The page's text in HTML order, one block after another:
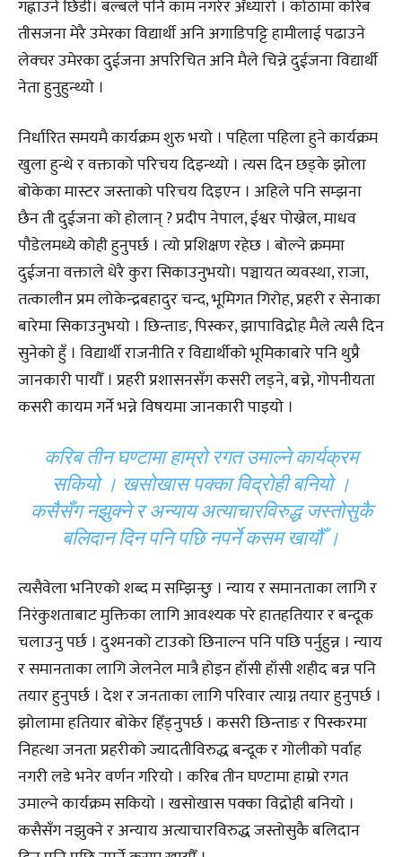
गह्नाउने छिडी। बल्बले पनि काम नगरेर अँध्यारो । कोठामा करिब
तीसजना मेरै उमेरका विद्यार्थी अनि अगाडिपट्टि हामीलाई पढाउने
लेक्चर उमेरका दुईजना अपरिचित अनि मैले चिन्ने दुईजना विद्यार्थी
नेता हुनुहुन्थ्यो ।
निर्धारित समयमै कार्यक्रम शुरु भयो । पहिला पहिला हुने कार्यक्रम
खुला हुन्थे र वक्ताको परिचय दिइन्थ्यो । त्यस दिन छड्के झोला
बोकेका मास्टर जस्ताको परिचय दिइएन । अहिले पनि सम्झना
छैन ती दुईजना को होलान् ? प्रदीप नेपाल, ईश्वर पोख्रेल, माधव
पौडेलमध्ये कोही हुनुपर्छ । त्यो प्रशिक्षण रहेछ । बोल्ने क्रममा
दुईजना वक्ताले धेरै कुरा सिकाउनुभयो। पञ्चायत व्यवस्था, राजा,
तत्कालीन प्रम लोकेन्द्रबहादुर चन्द, भूमिगत गिरोह, प्रहरी र सेनाका
बारेमा सिकाउनुभयो । छिन्ताङ, पिस्कर, झापाविद्रोह मैले त्यसै दिन
सुनेको हुँ । विद्यार्थी राजनीति र विद्यार्थीको भूमिकाबारे पनि थुप्रै
जानकारी पायौँ । प्रहरी प्रशासनसँग कसरी लड्ने, बच्ने, गोपनीयता
कसरी कायम गर्ने भन्ने विषयमा जानकारी पाइयो ।
करिब तीन घण्टामा हाम्रो रगत उमाल्ने कार्यक्रम
सकियो । खसोखास पक्का विद्रोही बनियो ।
कसैसँग नझुक्ने र अन्याय अत्याचारविरुद्ध जस्तोसुकै
बलिदान दिन पनि पछि नपर्ने कसम खायौँ ।
त्यसैवेला भनिएको शब्द म सम्झिन्छु । न्याय र समानताका लागि र
निरंकुशताबाट मुक्तिका लागि आवश्यक परे हातहतियार र बन्दूक
चलाउनु पर्छ । दुश्मनको टाउको छिनाल्न पनि पछि पर्नुहुन्न । न्याय
र समानताका लागि जेलनेल मात्रै होइन हाँसी हाँसी शहीद बन्न पनि
तयार हुनुपर्छ । देश र जनताका लागि परिवार त्याग्न तयार हुनुपर्छ ।
झोलामा हतियार बोकेर हिँड्नुपर्छ । कसरी छिन्ताङ र पिस्करमा
निहत्था जनता प्रहरीको ज्यादतीविरुद्ध बन्दूक र गोलीको पर्वाह
नगरी लडे भनेर वर्णन गरियो । करिब तीन घण्टामा हाम्रो रगत
उमाल्ने कार्यक्रम सकियो । खसोखास पक्का विद्रोही बनियो ।
कसैसँग नझुक्ने र अन्याय अत्याचारविरुद्ध जस्तोसुकै बलिदान